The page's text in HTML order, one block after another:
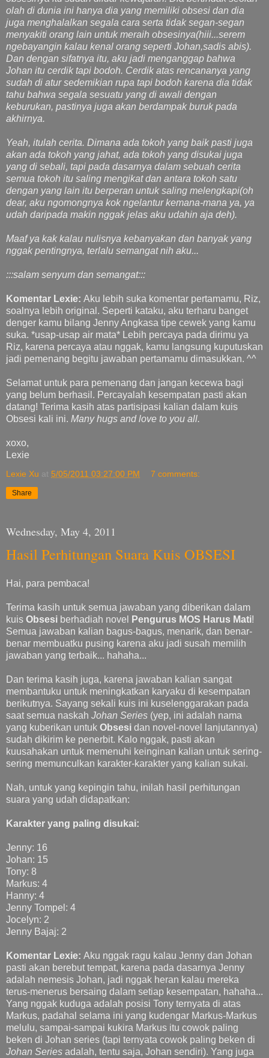
olah di dunia ini hanya dia yang memiliki obsesi dan dia
juga menghalalkan segala cara serta tidak segan-segan
menyakiti orang lain untuk meraih obsesinya(hiii...serem
ngebayangin kalau kenal orang seperti Johan,sadis abis).
Dan dengan sifatnya itu, aku jadi menganggap bahwa
Johan itu cerdik tapi bodoh. Cerdik atas rencananya yang
sudah di atur sedemikian rupa tapi bodoh karena dia tidak
tahu bahwa segala sesuatu yang di awali dengan
keburukan, pastinya juga akan berdampak buruk pada
akhirnya.
Yeah, itulah cerita. Dimana ada tokoh yang baik pasti juga
akan ada tokoh yang jahat, ada tokoh yang disukai juga
yang di sebali, tapi pada dasarnya dalam sebuah cerita
semua tokoh itu saling mengikat dan antara tokoh satu
dengan yang lain itu berperan untuk saling melengkapi(oh
dear, aku ngomongnya kok ngelantur kemana-mana ya, ya
udah daripada makin nggak jelas aku udahin aja deh).
Maaf ya kak kalau nulisnya kebanyakan dan banyak yang
nggak pentingnya, terlalu semangat nih aku...
:::salam senyum dan semangat:::
Komentar Lexie: Aku lebih suka komentar pertamamu, Riz,
soalnya lebih original. Seperti kataku, aku terharu banget
denger kamu bilang Jenny Angkasa tipe cewek yang kamu
suka. *usap-usap air mata* Lebih percaya pada dirimu ya
Riz, karena percaya atau nggak, kamu langsung kuputuskan
jadi pemenang begitu jawaban pertamamu dimasukkan. ^^
Selamat untuk para pemenang dan jangan kecewa bagi
yang belum berhasil. Percayalah kesempatan pasti akan
datang! Terima kasih atas partisipasi kalian dalam kuis
Obsesi kali ini. Many hugs and love to you all.
xoxo,
Lexie
Lexie Xu at 5/05/2011 03:27:00 PM 7 comments:
Share
Wednesday, May 4, 2011
Hasil Perhitungan Suara Kuis OBSESI
Hai, para pembaca!
Terima kasih untuk semua jawaban yang diberikan dalam
kuis Obsesi berhadiah novel Pengurus MOS Harus Mati!
Semua jawaban kalian bagus-bagus, menarik, dan benar-
benar membuatku pusing karena aku jadi susah memilih
jawaban yang terbaik... hahaha...
Dan terima kasih juga, karena jawaban kalian sangat
membantuku untuk meningkatkan karyaku di kesempatan
berikutnya. Sayang sekali kuis ini kuselenggarakan pada
saat semua naskah Johan Series (yep, ini adalah nama
yang kuberikan untuk Obsesi dan novel-novel lanjutannya)
sudah dikirim ke penerbit. Kalo nggak, pasti akan
kuusahakan untuk memenuhi keinginan kalian untuk sering-
sering memunculkan karakter-karakter yang kalian sukai.
Nah, untuk yang kepingin tahu, inilah hasil perhitungan
suara yang udah didapatkan:
Karakter yang paling disukai:
Jenny: 16
Johan: 15
Tony: 8
Markus: 4
Hanny: 4
Jenny Tompel: 4
Jocelyn: 2
Jenny Bajaj: 2
Komentar Lexie: Aku nggak ragu kalau Jenny dan Johan
pasti akan berebut tempat, karena pada dasarnya Jenny
adalah nemesis Johan, jadi nggak heran kalau mereka
terus-menerus bersaing dalam setiap kesempatan, hahaha...
Yang nggak kuduga adalah posisi Tony ternyata di atas
Markus, padahal selama ini yang kudengar Markus-Markus
melulu, sampai-sampai kukira Markus itu cowok paling
beken di Johan series (tapi ternyata cowok paling beken di
Johan Series adalah, tentu saja, Johan sendiri). Yang juga